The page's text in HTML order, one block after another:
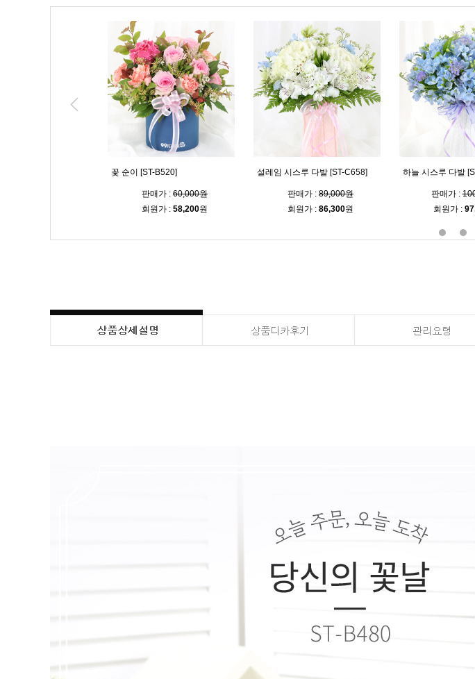
꽃 순이 [ST-B520]
판매가 : 60,000원
회원가 : 58,200원
설레임 시스루 다발 [ST-C658]
판매가 : 89,000원
회원가 : 86,300원
하늘 시스루 다발
판매가 :
회원가 :